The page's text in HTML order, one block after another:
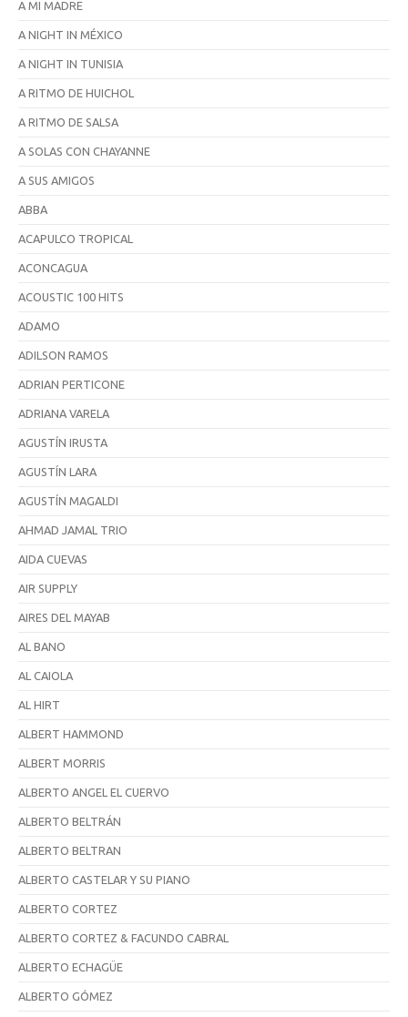
A MI MADRE
A NIGHT IN MÉXICO
A NIGHT IN TUNISIA
A RITMO DE HUICHOL
A RITMO DE SALSA
A SOLAS CON CHAYANNE
A SUS AMIGOS
ABBA
ACAPULCO TROPICAL
ACONCAGUA
ACOUSTIC 100 HITS
ADAMO
ADILSON RAMOS
ADRIAN PERTICONE
ADRIANA VARELA
AGUSTÍN IRUSTA
AGUSTÍN LARA
AGUSTÍN MAGALDI
AHMAD JAMAL TRIO
AIDA CUEVAS
AIR SUPPLY
AIRES DEL MAYAB
AL BANO
AL CAIOLA
AL HIRT
ALBERT HAMMOND
ALBERT MORRIS
ALBERTO ANGEL EL CUERVO
ALBERTO BELTRÁN
ALBERTO BELTRAN
ALBERTO CASTELAR Y SU PIANO
ALBERTO CORTEZ
ALBERTO CORTEZ & FACUNDO CABRAL
ALBERTO ECHAGÜE
ALBERTO GÓMEZ